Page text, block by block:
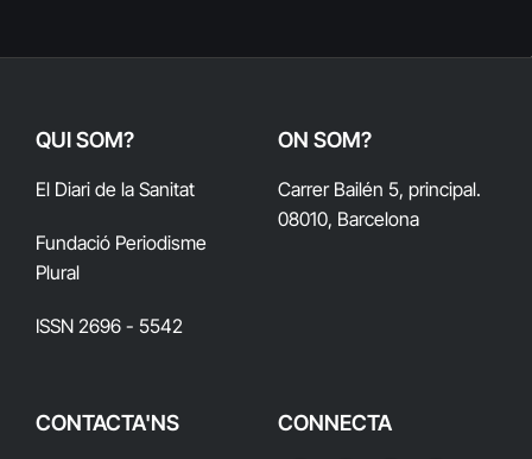
QUI SOM?
El Diari de la Sanitat
Fundació Periodisme
Plural
ISSN 2696 - 5542
ON SOM?
Carrer Bailén 5, principal.
08010, Barcelona
CONTACTA'NS CONNECTA